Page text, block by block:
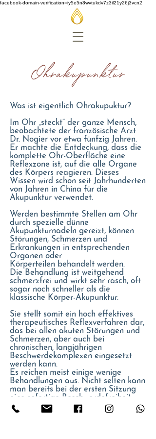
facebook-domain-verification=iy5e5n8wvtukdv7z3il21y26j3vcn2
Ohrakupunktur
Was ist eigentlich Ohrakupuktur?
Im Ohr „steckt“ der ganze Mensch,
beobachtete der französische Arzt
Dr. Nogier vor etwa fünfzig Jahren.
Er machte die Entdeckung, dass die
komplette Ohr-Oberfläche eine
Reflexzone ist, auf die alle Organe
des Körpers reagieren. Dieses
Wissen wird schon seit Jahrhunderten
von Jahren in China für die
Akupunktur verwendet.
Werden bestimmte Stellen am Ohr
durch spezielle dünne
Akupunkturnadeln gereizt, können
Störungen, Schmerzen und
Erkrankungen in entsprechenden
Organen oder
Körperteilen behandelt werden.
Die Behandlung ist weitgehend
schmerzfrei und wirkt sehr rasch, oft
sogar noch schneller als die
klassische Körper-Akupunktur.
Sie stellt somit ein hoch effektives
therapeutisches Reflexverfahren dar,
das bei allen akuten Störungen und
Schmerzen, aber auch bei
chronischen, langjährigen
Beschwerdekomplexen eingesetzt
werden kann.
Es reichen meist einige wenige
Behandlungen aus. Nicht selten kann
man bereits bei der ersten Sitzung
eine sofortige Beschwerdefreiheit
beobachten.